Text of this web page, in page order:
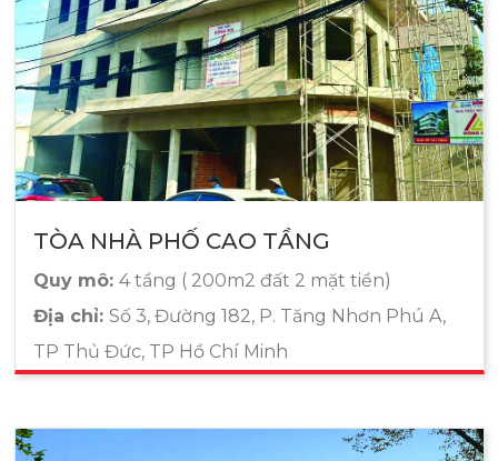
TÒA NHÀ PHỐ CAO TẦNG
Quy mô: 4 tầng ( 200m2 đất 2 mặt tiền)
Địa chỉ: Số 3, Đường 182, P. Tăng Nhơn Phú A,
TP Thủ Đức, TP Hồ Chí Minh